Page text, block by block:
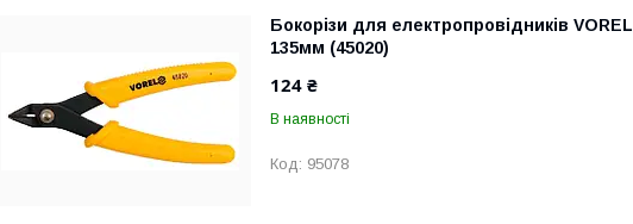
Бокорізи для електропровідників VOREL
135мм (45020)
124 ₴
В наявності
95078